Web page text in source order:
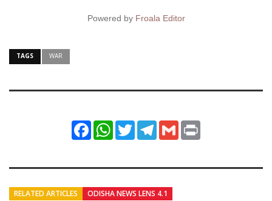
Powered by Froala Editor
TAGS WAR
FacebookWhatsApp
TwitterTelegram
Gmail
RELATED ARTICLES ODISHA NEWS LENS 4.1